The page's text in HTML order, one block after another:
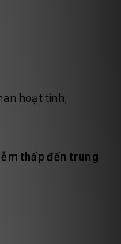
hoạt tính,
thấp đến trung